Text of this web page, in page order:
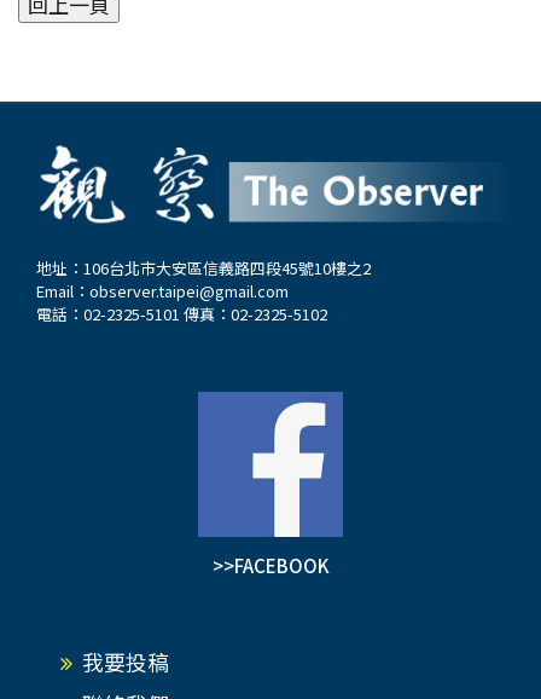
地址：106台北市大安區信義路四段45號10樓之2
Email： observer.taipei@gmail.com
電話：02-2325-5101 傳真：02-2325-5102
>>FACEBOOK
我要投稿